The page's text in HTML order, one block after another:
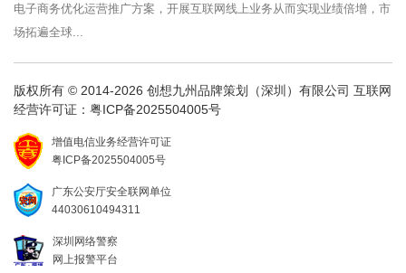
电子商务优化运营推广方案，开展互联网线上业务从而实现业绩倍增，市
场拓遍全球...
版权所有 © 2014-2026 创想九州品牌策划（深圳）有限公司 互联网
经营许可证： 粤ICP备2025504005号
增值电信业务经营许可证
粤ICP备2025504005号
广东公安厅安全联网单位
44030610494311
深圳网络警察
网上报警平台